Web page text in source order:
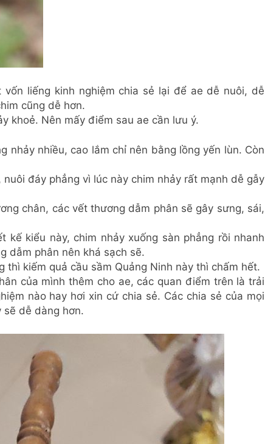
liếng kinh nghiệm chia sẻ lại để ae dễ nuôi, dễ
cũng dễ hơn.
khoẻ. Nên mấy điểm sau ae cần lưu ý.
nhảy nhiều, cao lắm chỉ nên bằng lồng yến lùn. Còn
đáy phẳng vì lúc này chim nhảy rất mạnh dễ gẫy
chân, các vết thương dẫm phân sẽ gây sưng, sái,
kiểu này, chim nhảy xuống sàn phẳng rồi nhanh
dẫm phân nên khá sạch sẽ.
kiếm quả cầu sầm Quảng Ninh này thì chấm hết.
của mình thêm cho ae, các quan điểm trên là trải
nào hay hơi xin cứ chia sẻ. Các chia sẻ của mọi
sẽ dễ dàng hơn.